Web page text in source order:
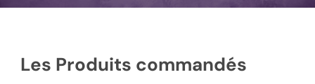
Les Produits commandés